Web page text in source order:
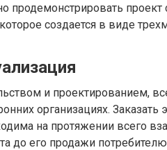
продемонстрировать проект
создается в виде
и проектированием,
организациях. Заказать
на протяжении всего
до его продажи